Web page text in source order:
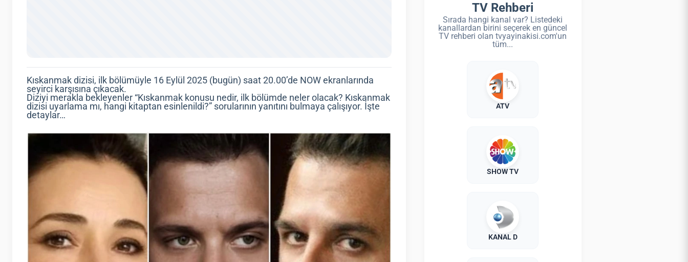
Kıskanmak dizisi, ilk bölümüyle 16 Eylül 2025 (bugün) saat 20.00’de NOW ekranlarında
seyirci karşısına çıkacak.
Diziyi merakla bekleyenler “Kıskanmak konusu nedir, ilk bölümde neler olacak? Kıskanmak
dizisi uyarlama mı, hangi kitaptan esinlenildi?” sorularının yanıtını bulmaya çalışıyor. İşte
detaylar…
TV Rehberi
Sırada hangi kanal var? Listedeki
kanallardan birini seçerek en güncel
TV rehberi olan tvyayinakisi.com'un
tüm...
ATV
SHOW TV
KANAL D